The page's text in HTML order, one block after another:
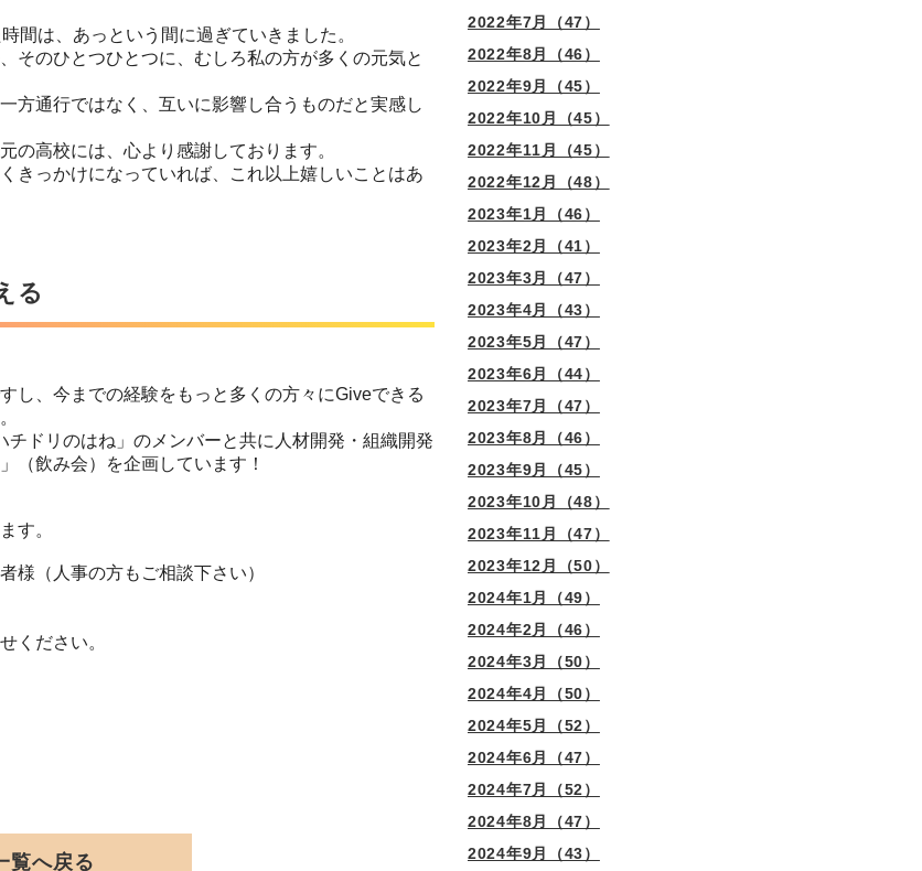
間は、あっという間に過ぎていきました。
そのひとつひとつに、むしろ私の方が多くの元気と
方通行ではなく、互いに影響し合うものだと実感し
の高校には、心より感謝しております。
きっかけになっていれば、これ以上嬉しいことはあ
る
し、今までの経験をもっと多くの方々にGiveできる
ドリのはね」のメンバーと共に人材開発・組織開発
（飲み会）を企画しています！
す。
様（人事の方もご相談下さい）
ください。
覧へ戻る
2022年7月（47）
2022年8月（46）
2022年9月（45）
2022年10月（45）
2022年11月（45）
2022年12月（48）
2023年1月（46）
2023年2月（41）
2023年3月（47）
2023年4月（43）
2023年5月（47）
2023年6月（44）
2023年7月（47）
2023年8月（46）
2023年9月（45）
2023年10月（48）
2023年11月（47）
2023年12月（50）
2024年1月（49）
2024年2月（46）
2024年3月（50）
2024年4月（50）
2024年5月（52）
2024年6月（47）
2024年7月（52）
2024年8月（47）
2024年9月（43）